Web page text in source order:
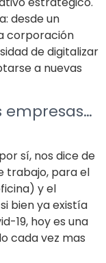
desde un
corporación
de digitalizar
a nuevas
empresas…
sí, nos dice de
trabajo, para el
y el
bien ya existía
19, hoy es una
cada vez mas